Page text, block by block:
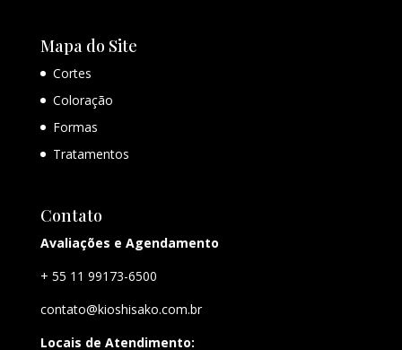
Mapa do Site
Cortes
Coloração
Formas
Tratamentos
Contato
Avaliações e Agendamento
+ 55 11 99173-6500
contato@kioshisako.com.br
Locais de Atendimento: